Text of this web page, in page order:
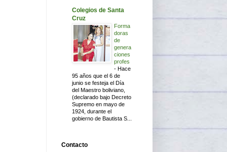
Colegios de Santa
Cruz
Forma
doras
de
genera
ciones
profes
- Hace
95 años que el 6 de
junio se festeja el Día
del Maestro boliviano,
(declarado bajo Decreto
Supremo en mayo de
1924, durante el
gobierno de Bautista S...
Contacto